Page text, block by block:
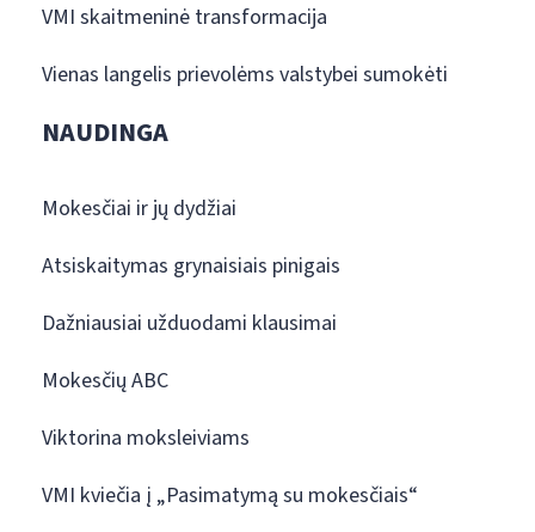
VMI skaitmeninė transformacija
Vienas langelis prievolėms valstybei sumokėti
NAUDINGA
Mokesčiai ir jų dydžiai
Atsiskaitymas grynaisiais pinigais
Dažniausiai užduodami klausimai
Mokesčių ABC
Viktorina moksleiviams
VMI kviečia į „Pasimatymą su mokesčiais“